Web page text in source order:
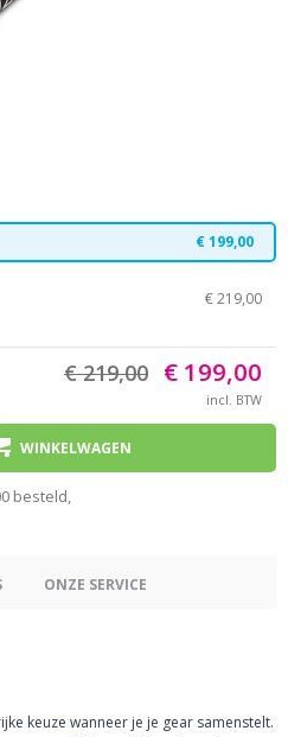
€ 199,00
€ 219,00
€ 219,00 € 199,00
incl. BTW
WINKELWAGEN
besteld,
ONZE SERVICE
keuze wanneer je je gear samenstelt.